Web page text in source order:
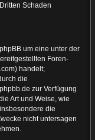
Schaden
um eine unter der
Foren-
handelt;
die
zur Verfügung
Art und Weise, wie
die
nicht untersagen